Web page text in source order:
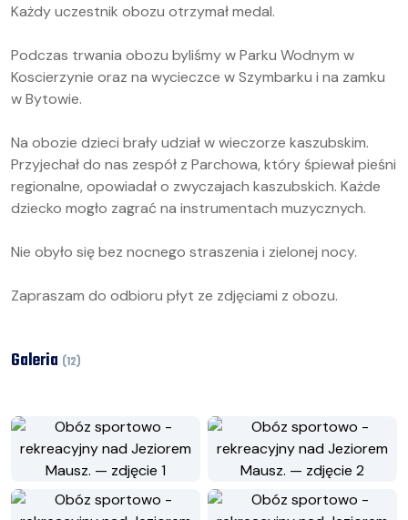
Każdy uczestnik obozu otrzymał medal.
Podczas trwania obozu byliśmy w Parku Wodnym w
Koscierzynie oraz na wycieczce w Szymbarku i na zamku
w Bytowie.
Na obozie dzieci brały udział w wieczorze kaszubskim.
Przyjechał do nas zespół z Parchowa, który śpiewał pieśni
regionalne, opowiadał o zwyczajach kaszubskich. Każde
dziecko mogło zagrać na instrumentach muzycznych.
Nie obyło się bez nocnego straszenia i zielonej nocy.
Zapraszam do odbioru płyt ze zdjęciami z obozu.
Galeria (12)